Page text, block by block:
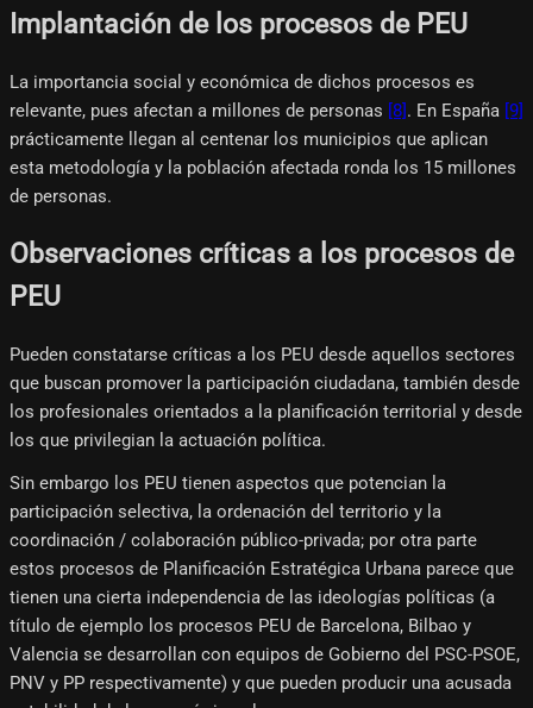
Implantación de los procesos de PEU
La importancia social y económica de dichos procesos es
relevante, pues afectan a millones de personas [8]. En España [9]
prácticamente llegan al centenar los municipios que aplican
esta metodología y la población afectada ronda los 15 millones
de personas.
Observaciones críticas a los procesos de
PEU
Pueden constatarse críticas a los PEU desde aquellos sectores
que buscan promover la participación ciudadana, también desde
los profesionales orientados a la planificación territorial y desde
los que privilegian la actuación política.
Sin embargo los PEU tienen aspectos que potencian la
participación selectiva, la ordenación del territorio y la
coordinación / colaboración público-privada; por otra parte
estos procesos de Planificación Estratégica Urbana parece que
tienen una cierta independencia de las ideologías políticas (a
título de ejemplo los procesos PEU de Barcelona, Bilbao y
Valencia se desarrollan con equipos de Gobierno del PSC-PSOE,
PNV y PP respectivamente) y que pueden producir una acusada